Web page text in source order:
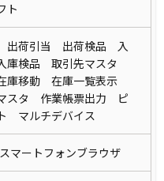
ト
出荷引当 出荷検品 入
庫検品 取引先マスタ
庫移動 在庫一覧表示
スタ 作業帳票出力 ピ
マルチデバイス
マートフォンブラウザ